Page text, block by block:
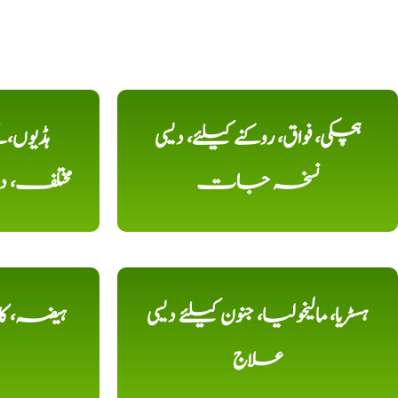
ہچکی، فواق، روکنے کیلئے، دیسی
نسخہ جات
ہیضہ،
ہسٹریا، مالیخولیا، جنون کیلئے دیسی
علاج